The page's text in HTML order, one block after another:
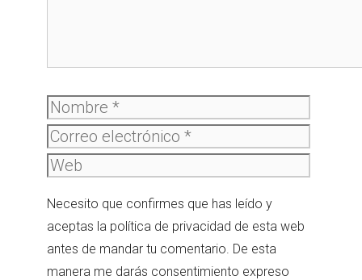
Nombre
Necesito que confirmes que has leído y
aceptas la política de privacidad de esta web
antes de mandar tu comentario. De esta
manera me darás consentimiento expreso